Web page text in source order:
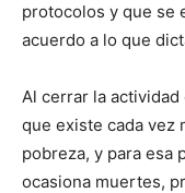
protocolos y que se
acuerdo a lo que
Al cerrar la
que existe cada vez
pobreza, y para esa
ocasiona muertes,